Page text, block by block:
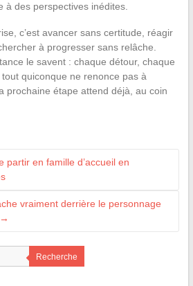
à des perspectives inédites.
c’est avancer sans certitude, réagir
à progresser sans relâche.
le savent : chaque détour, chaque
quiconque ne renonce pas à
prochaine étape attend déjà, au coin
partir en famille d’accueil en
vraiment derrière le personnage
→
Recherche